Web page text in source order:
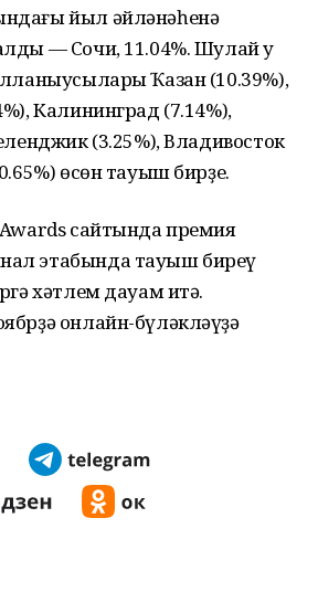
йыл әйләнәһенә
— Сочи, 11.04%. Шулай уҡ
Ҡазан (10.39%),
Калининград (7.14%),
(3.25%), Владивосток
өсөн тауыш бирҙе.
сайтында премия
этабында тауыш биреү
хәтлем дауам итә.
онлайн-бүләкләүҙә